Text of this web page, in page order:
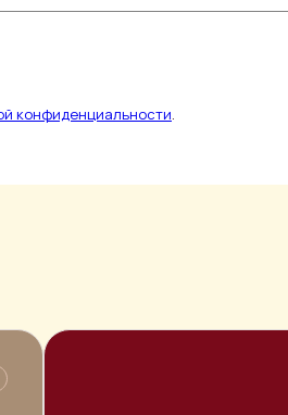
конфиденциальности.